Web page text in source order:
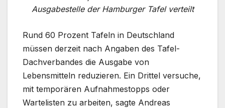
Ausgabestelle der Hamburger Tafel verteilt
Rund 60 Prozent Tafeln in Deutschland
müssen derzeit nach Angaben des Tafel-
Dachverbandes die Ausgabe von
Lebensmitteln reduzieren. Ein Drittel versuche,
mit temporären Aufnahmestopps oder
Wartelisten zu arbeiten, sagte Andreas